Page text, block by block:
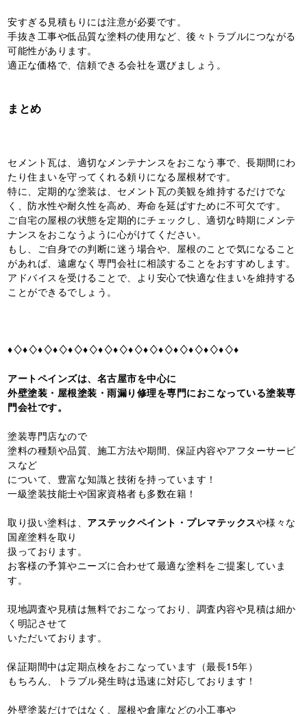
安すぎる見積もりには注意が必要です。
手抜き工事や低品質な塗料の使用など、後々トラブルにつながる
可能性があります。
適正な価格で、信頼できる会社を選びましょう。
まとめ
セメント瓦は、適切なメンテナンスをおこなう事で、長期間にわ
たり住まいを守ってくれる頼りになる屋根材です。
特に、定期的な塗装は、セメント瓦の美観を維持するだけでな
く、防水性や耐久性を高め、寿命を延ばすために不可欠です。
ご自宅の屋根の状態を定期的にチェックし、適切な時期にメンテ
ナンスをおこなうように心がけてください。
もし、ご自身での判断に迷う場合や、屋根のことで気になること
があれば、遠慮なく専門会社に相談することをおすすめします。
アドバイスを受けることで、より安心で快適な住まいを維持する
ことができるでしょう。
♦♢♦♢♦♢♦♢♦♢♦♢♦♢♦♢♦♢♦♢♦♢♦♢♦♢♦♢♦♢♦
アートペインズは、名古屋市を中心に
外壁塗装・屋根塗装・雨漏り修理を専門におこなっている塗装専
門会社です。
塗装専門店なので
塗料の種類や品質、施工方法や期間、保証内容やアフターサービ
スなど
について、豊富な知識と技術を持っています！
一級塗装技能士や国家資格者も多数在籍！
取り扱い塗料は、 アステックペイント・プレマテックスや様々な
国産塗料を取り
扱っております。
お客様の予算やニーズに合わせて最適な塗料をご提案していま
す。
現地調査や見積は無料でおこなっており、調査内容や見積は細か
く明記させて
いただいております。
保証期間中は定期点検をおこなっています（最長15年）
もちろん、トラブル発生時は迅速に対応しております！
外壁塗装だけではなく、屋根や倉庫などの小工事や